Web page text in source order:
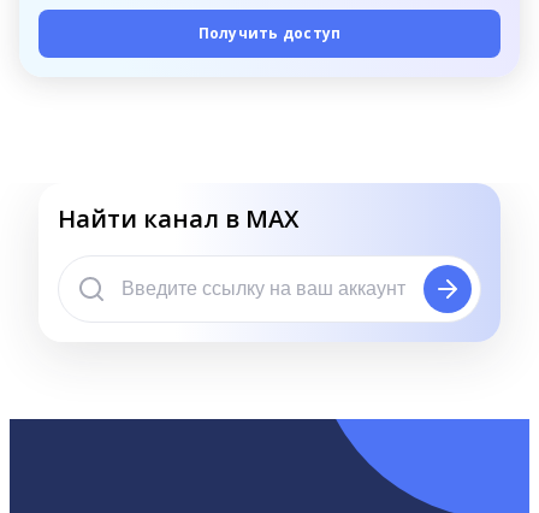
Получить доступ
Найти канал в MAX